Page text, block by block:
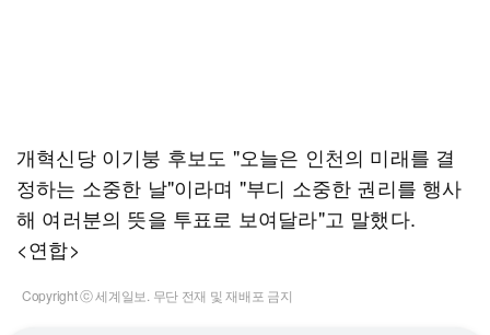
개혁신당 이기붕 후보도 "오늘은 인천의 미래를 결
정하는 소중한 날"이라며 "부디 소중한 권리를 행사
해 여러분의 뜻을 투표로 보여달라"고 말했다.
<연합>
Copyright ⓒ 세계일보. 무단 전재 및 재배포 금지